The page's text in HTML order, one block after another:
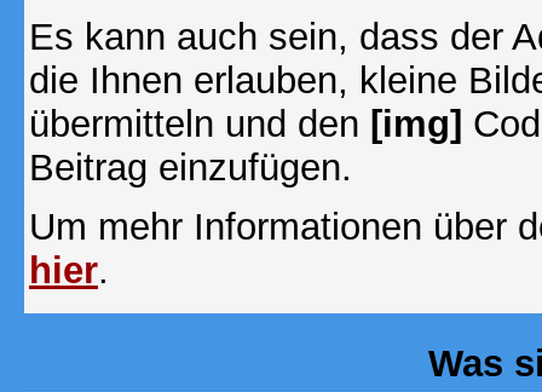
Es kann auch sein, dass der
die Ihnen erlauben, kleine
übermitteln und den [img]
Beitrag einzufügen.
Um mehr Informationen über
hier.
Was